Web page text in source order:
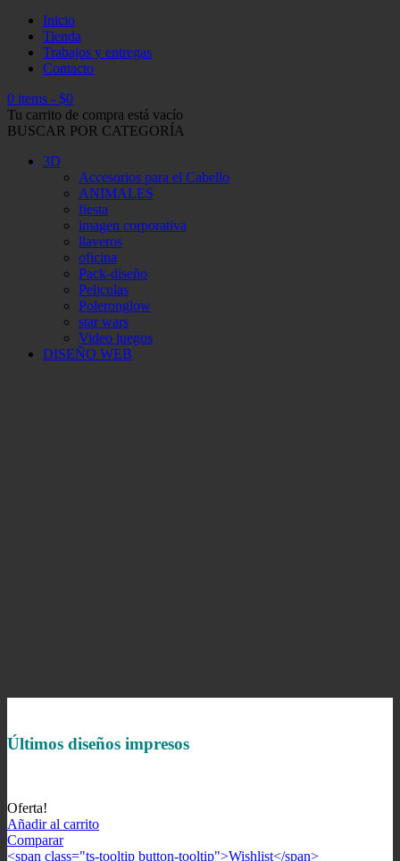
Inicio
Tienda
Trabajos y entregas
Contacto
0 items - $0
Tu carrito de compra está vacío
BUSCAR POR CATEGORÍA
3D
Accesorios para el Cabello
ANIMALES
fiesta
imagen corporativa
llaveros
oficina
Pack-diseño
Peliculas
Poleronglow
star wars
Video juegos
DISEÑO WEB
Últimos diseños impresos
Oferta!
Añadir al carrito
Comparar
<span class="ts-tooltip button-tooltip">Wishlist</span>